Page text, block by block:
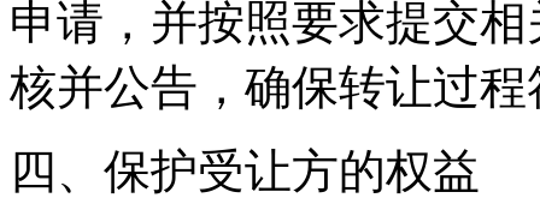
申请，并按照要求提交
核并公告，确保转让过
四、保护受让方的权益